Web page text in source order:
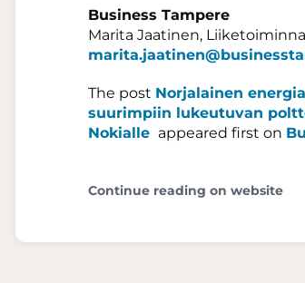
Business Tampere
Marita Jaatinen,
The post Norjalainen
suurimpiin lukeutuvan
Nokialle appeared first on
Continue reading on website